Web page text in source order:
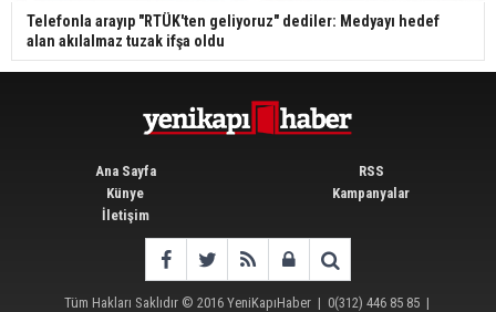
Telefonla arayıp "RTÜK'ten geliyoruz" dediler: Medyayı hedef
alan akılalmaz tuzak ifşa oldu
Ana Sayfa
Künye
İletişim
RSS
Kampanyalar
Tüm Hakları Saklıdır © 2016 YeniKapıHaber| 0(312) 446 85 85|